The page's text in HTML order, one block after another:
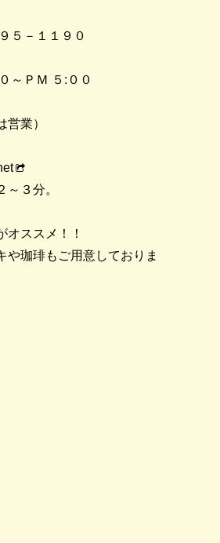
５－１１９０
～ＰＭ ５:００
営業）
～３分。
オススメ！！
や珈琲もご用意しておりま